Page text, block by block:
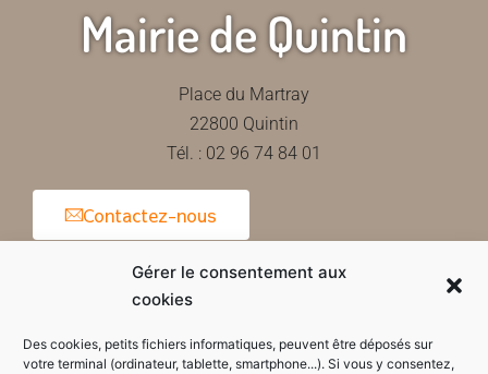
Gérer le consentement aux
cookies
Des cookies, petits fichiers informatiques, peuvent être déposés sur
votre terminal (ordinateur, tablette, smartphone...). Si vous y consentez,
Mairie de Quintin
Place du Martray
22800 Quintin
Tél. : 02 96 74 84 01
Contactez-nous
Horaires d'ouverture de la mairie